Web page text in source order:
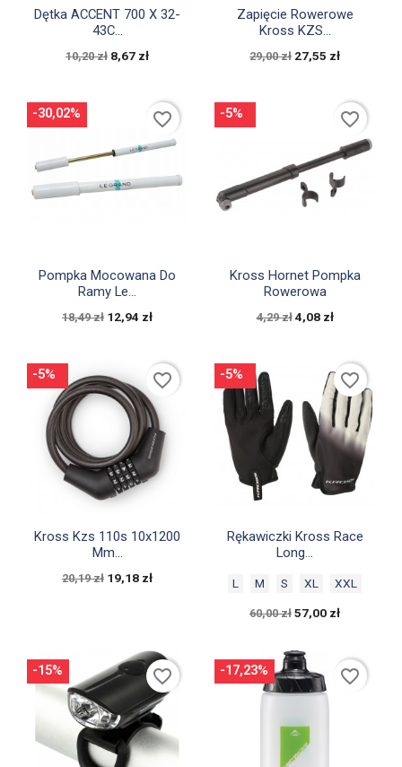
Szybki podgląd
Dętka ACCENT 700 X 32-
43C...
10,20 zł 8,67 zł
Szybki podgląd
Zapięcie Rowerowe
Kross KZS...
29,00 zł 27,55 zł
Szybki podgląd
Pompka Mocowana Do
Ramy Le...
18,49 zł 12,94 zł
-30,02% favorite_border
Szybki podgląd
Kross Hornet Pompka
Rowerowa
4,29 zł 4,08 zł
-5% favorite_border
 Szybki podgląd
Kross Kzs 110s 10x1200
Mm...
20,19 zł 19,18 zł
-5% favorite_border
Szybki podgląd
Rękawiczki Kross Race
Long...
L M S XL XXL
60,00 zł 57,00 zł
-5% favorite_border
-15% favorite_border -17,23% favorite_border